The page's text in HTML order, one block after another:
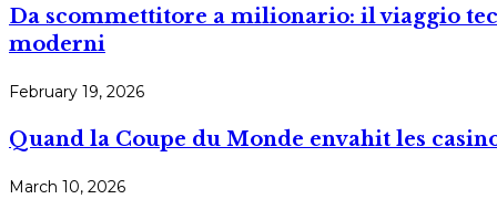
Da scommettitore a milionario: il viaggio
moderni
February 19, 2026
Quand la Coupe du Monde envahit les
March 10, 2026